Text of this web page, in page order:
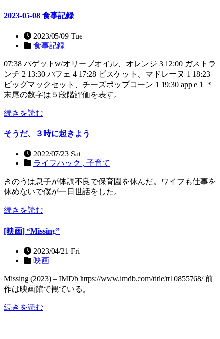
2023-05-08 食事記録
2023/05/09 Tue
食事記録
07:38 バゲットw/オリーブオイル、オレンジ 3 12:00 ガストラ
ンチ 2 13:30 パフェ 4 17:28 ビスケット、マドレーヌ 1 18:23
ビッグマックセット、チーズポップコーン 1 19:30 apple 1 ＊
末尾の数字は５段階評価を表す。
続きを読む
そうだ、３時に起きよう
2022/07/23 Sat
ライフハック , 子育て
きのうは息子が体調不良で保育園を休んだ。ワイフも仕事を
休めないで僕が一日世話をした。
続きを読む
[映画] “Missing”
2023/04/21 Fri
映画
Missing (2023) – IMDb https://www.imdb.com/title/tt10855768/ 前
作は映画館で観ている。
続きを読む